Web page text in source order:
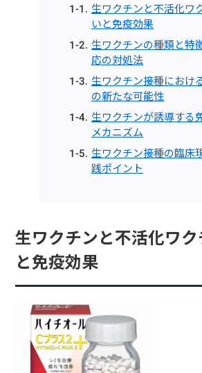
生ワクチンと不活化ワ
いと免疫効果
生ワクチンの種類と特
応の対処法
生ワクチン接種におけ
の新たな可能性
生ワクチンが誘導する
メカニズム
生ワクチン接種の臨床
践ポイント
生ワクチンと不活化ワ
と免疫効果